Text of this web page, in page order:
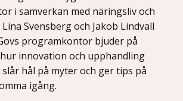
i samverkan med näringsliv och
Svensberg och Jakob Lindvall
programkontor bjuder på
innovation och upphandling
hål på myter och ger tips på
igång.